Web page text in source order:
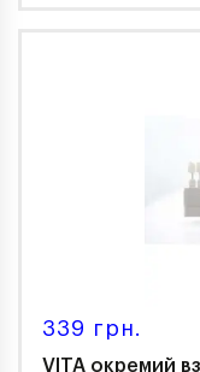
339 грн.
VITA окремий